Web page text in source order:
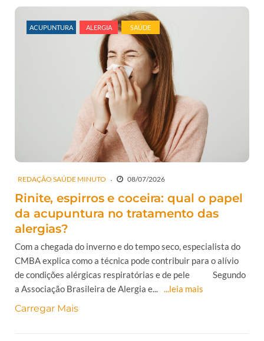
ACUPUNTURA ALERGIA SAÚDE
REDAÇÃO SAÚDE MINUTO 08/07/2026
Rinite, espirros e coceira: qual o papel
da acupuntura no tratamento das
alergias?
Com a chegada do inverno e do tempo seco, especialista do
CMBA explica como a técnica pode contribuir para o alívio
de condições alérgicas respiratórias e de pele Segundo
a Associação Brasileira de Alergia e... ...leia mais
Carregar Mais